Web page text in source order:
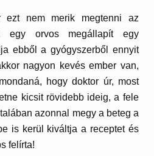
ezt nem merik megtenni az
egy orvos megállapít egy
ebből a gyógyszerből ennyit
nagyon kevés ember van,
hogy doktor úr, most
kicsit rövidebb ideig, a fele
azonnal megy a beteg a
is kerül kiváltja a receptet és
felírta!